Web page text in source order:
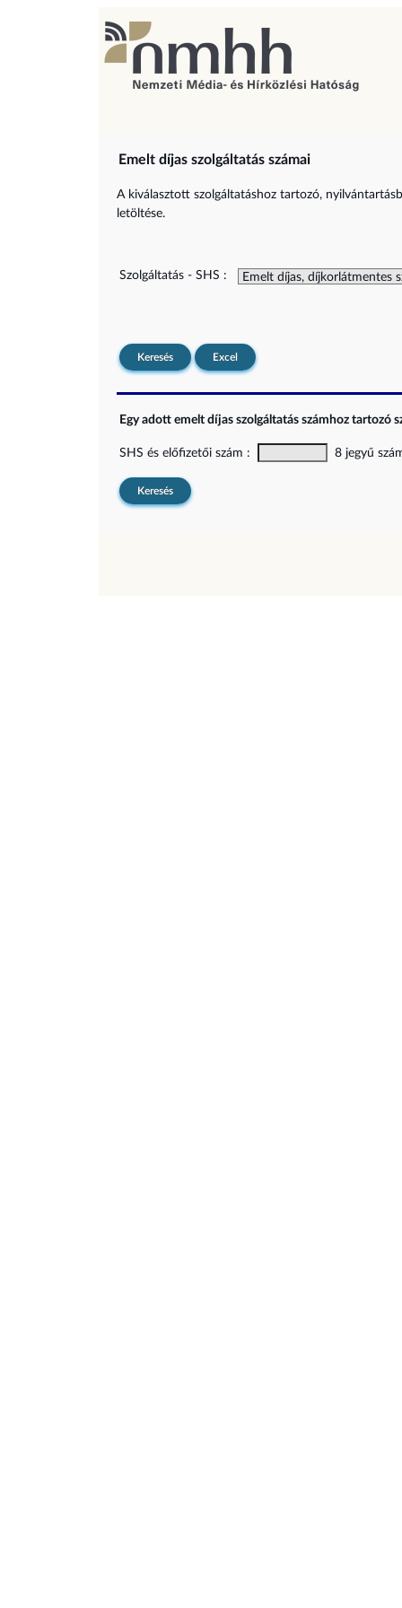
Emelt díjas szolgáltatás számai
A kiválasztott szolgáltatáshoz tartozó,
letöltése.
Szolgáltatás - SHS :
Keresés Excel
Egy adott emelt díjas szolgáltatás számhoz tartozó
SHS és előfizetői szám : 8 jegyű
Keresés